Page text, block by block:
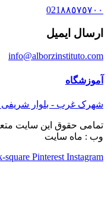
021٨٨٥٧٥٧٠٠
ارسال ایمیل
info@alborzinstituto.com
آموزشگاه
شهرک غرب - بلوار شریفی -
تمامی حقوق این سایت
وب : ماه سایت
square Pinterest Instagram